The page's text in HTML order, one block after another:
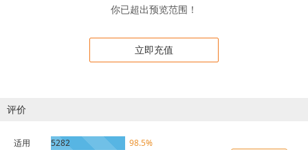
你已超出预览范围！
立即充值
评价
适用 5282
98.5%